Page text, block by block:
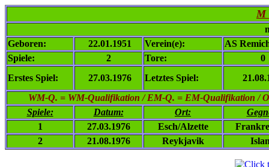
M
Geboren:
22.01.1951 Verein(e):
AS
Spiele:
2 Tore:
0
Erstes Spiel:
27.03.1976 Letztes Spiel:
WM-Q. = WM-Qualifikation / EM-Q. = EM-Qualifikation /
Spiele:
Datum: Ort:
1
27.03.1976 Esch/Alzette
2
21.08.1976 Reykjavik